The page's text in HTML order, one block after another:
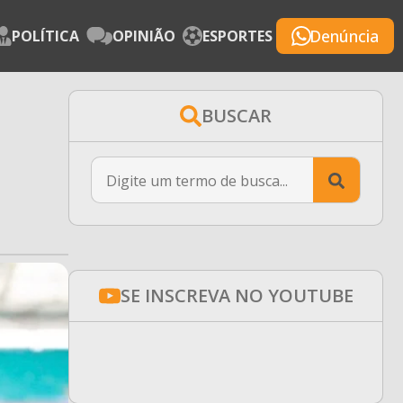
POLÍTICA OPINIÃO ESPORTES Denúncia
BUSCAR
for:
SE INSCREVA NO YOUTUBE